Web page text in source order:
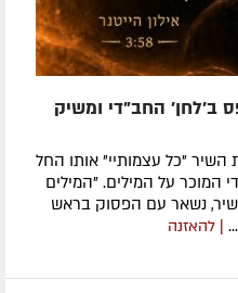
ב'לחן' החב"די ומשיק
השיר "כל עצמותיי" אותו החל
המוכר על המילים. "המילים
נשאר עם הפסוק בראש
| להאזנה